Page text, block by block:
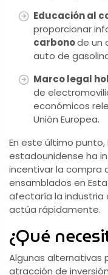
Educación al
proporcionar
carbonode un
auto de
Marco legal
de
económicos
Unión Europea.
En este último punto,
estadounidense ha
incentivar la compra
ensamblados en
afectaría la industria
actúa rápidamente.
¿Qué
Algunas alternativas
atracción de